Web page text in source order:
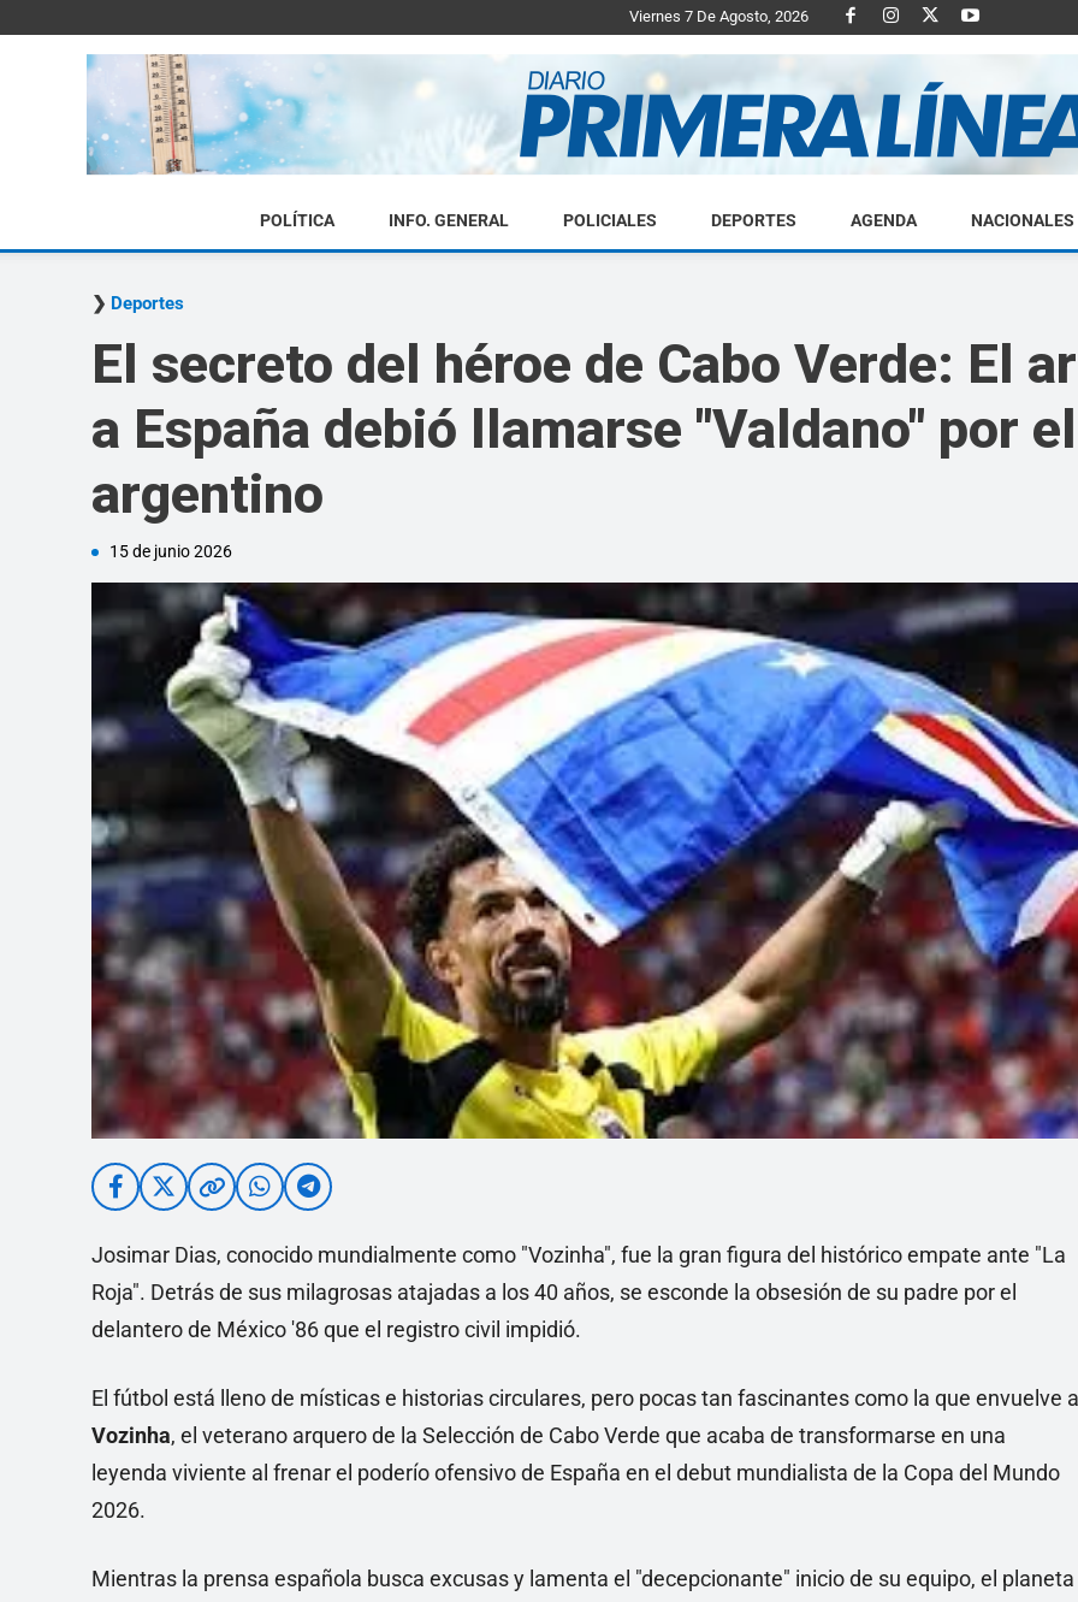
Viernes 7 De Agosto, 2026
Diario
Primera
POLÍTICA INFO. GENERAL POLICIALES DEPORTES AGENDA NACIONALES
Deportes
El secreto del héroe de Cabo Verde: El
a España debió llamarse "Valdano" por
argentino
15 de junio 2026
Josimar Dias, conocido mundialmente como "Vozinha", fue la gran figura del histórico empate ante "La
Roja". Detrás de sus milagrosas atajadas a los 40 años, se esconde la obsesión de su padre por el
delantero de México '86 que el registro civil impidió.
El fútbol está lleno de místicas e historias circulares, pero pocas tan fascinantes como la que envuelve a
Vozinha, el veterano arquero de la Selección de Cabo Verde que acaba de transformarse en una
leyenda viviente al frenar el poderío ofensivo de España en el debut mundialista de la Copa del Mundo
2026.
Mientras la prensa española busca excusas y lamenta el "decepcionante" inicio de su equipo, el planeta